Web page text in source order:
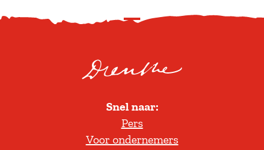
S
o
l
t
e
Snel naar:
Pers
Voor ondernemers